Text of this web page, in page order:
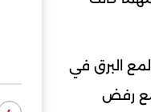
البرق في
مع رفض